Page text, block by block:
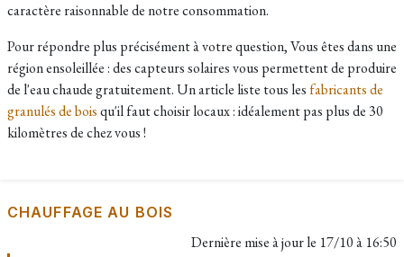
caractère raisonnable de notre consommation.
Pour répondre plus précisément à votre question, Vous êtes dans une
région ensoleillée : des capteurs solaires vous permettent de produire
de l'eau chaude gratuitement. Un article liste tous lesfabricants de
granulés de boisqu'il faut choisir locaux : idéalement pas plus de 30
kilomètres de chez vous !
CHAUFFAGE AU BOIS
Dernière mise à jour le 17/10 à 16:50